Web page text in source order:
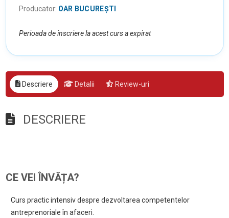
Producator: OAR BUCUREȘTI
Perioada de inscriere la acest curs a expirat
Descriere Detalii Review-uri
DESCRIERE
CE VEI ÎNVĂȚA?
Curs practic intensiv despre dezvoltarea competentelor
antreprenoriale în afaceri.